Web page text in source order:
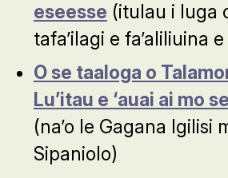
eseesse (itulau i luga
tafa’ilagi e fa’aliliuina
O se taaloga o
Lu’itau e ‘auai ai mo
(na’o le Gagana Igilisi
Sipaniolo)